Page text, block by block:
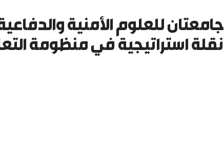
جامعتان للعلوم الأمنية
نقلة استراتيجية في منظومة